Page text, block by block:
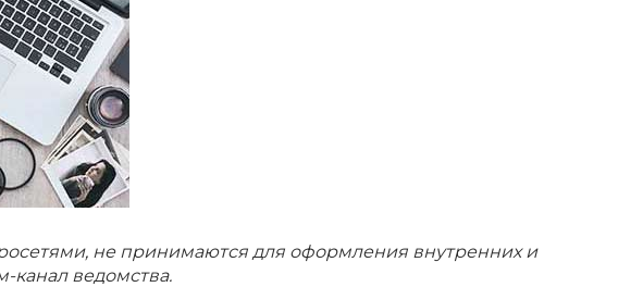
не принимаются для оформления внутренних и
канал ведомства.